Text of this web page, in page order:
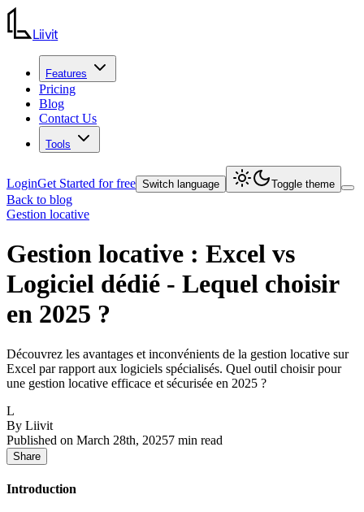
Liivit
Features
Pricing
Blog
Contact Us
Tools
LoginGet Started for free Switch language Toggle theme
Back to blog
Gestion locative
Gestion locative : Excel vs
Logiciel dédié - Lequel choisir
en 2025 ?
Découvrez les avantages et inconvénients de la gestion locative sur
Excel par rapport aux logiciels spécialisés. Quel outil choisir pour
une gestion locative efficace et sécurisée en 2025 ?
L
By Liivit
Published on March 28th, 20257 min read
Share
Introduction